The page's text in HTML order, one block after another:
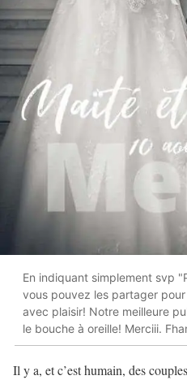
En indiquant simplement svp
vous pouvez les partager
avec plaisir! Notre meilleure
le bouche à oreille! Merciii.
Il y a, et c’est humain, des